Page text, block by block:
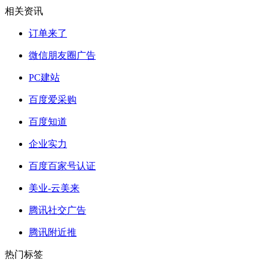
相关资讯
订单来了
微信朋友圈广告
PC建站
百度爱采购
百度知道
企业实力
百度百家号认证
美业-云美来
腾讯社交广告
腾讯附近推
热门标签